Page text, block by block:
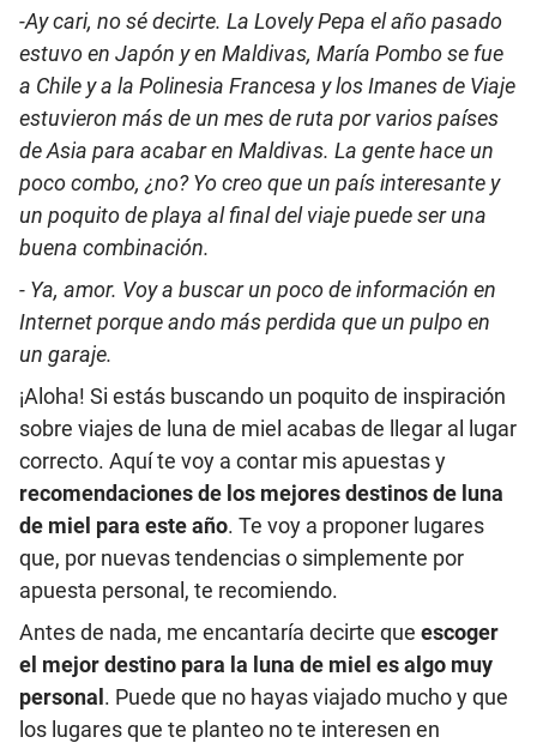
-Ay cari, no sé decirte. La Lovely Pepa el año pasado
estuvo en Japón y en Maldivas, María Pombo se fue
a Chile y a la Polinesia Francesa y los Imanes de Viaje
estuvieron más de un mes de ruta por varios países
de Asia para acabar en Maldivas. La gente hace un
poco combo, ¿no? Yo creo que un país interesante y
un poquito de playa al final del viaje puede ser una
buena combinación.
- Ya, amor. Voy a buscar un poco de información en
Internet porque ando más perdida que un pulpo en
un garaje.
¡Aloha! Si estás buscando un poquito de inspiración
sobre viajes de luna de miel acabas de llegar al lugar
correcto. Aquí te voy a contar mis apuestas y
recomendaciones de los mejores destinos de luna
de miel para este año. Te voy a proponer lugares
que, por nuevas tendencias o simplemente por
apuesta personal, te recomiendo.
Antes de nada, me encantaría decirte que escoger
el mejor destino para la luna de miel es algo muy
personal . Puede que no hayas viajado mucho y que
los lugares que te planteo no te interesen en